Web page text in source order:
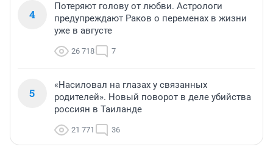
4
Потеряют голову от любви. Астрологи
предупреждают Раков о переменах в жизни
уже в августе
26 718 7
5
«Насиловал на глазах у связанных
родителей». Новый поворот в деле убийства
россиян в Таиланде
21 771 36